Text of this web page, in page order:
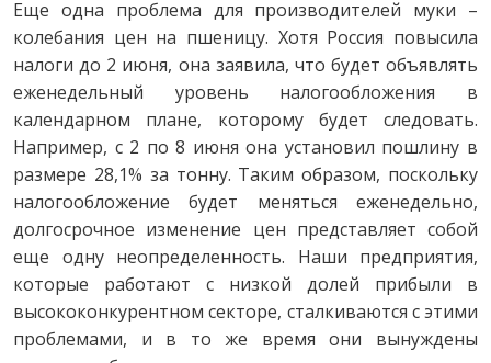
Еще одна проблема для производителей муки –
колебания цен на пшеницу. Хотя Россия повысила
налоги до 2 июня, она заявила, что будет объявлять
еженедельный уровень налогообложения в
календарном плане, которому будет следовать.
Например, с 2 по 8 июня она установил пошлину в
размере 28,1% за тонну. Таким образом, поскольку
налогообложение будет меняться еженедельно,
долгосрочное изменение цен представляет собой
еще одну неопределенность. Наши предприятия,
которые работают с низкой долей прибыли в
высококонкурентном секторе, сталкиваются с этими
проблемами, и в то же время они вынуждены